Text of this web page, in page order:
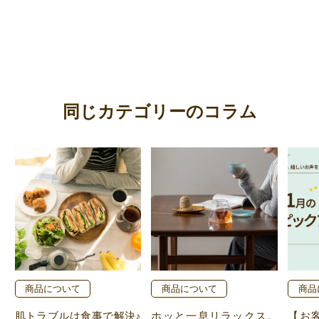
同じカテゴリーのコラム
商品について
肌トラブルは食事で解決♪
商品について
ホッと一息リラックス。
商品
【お